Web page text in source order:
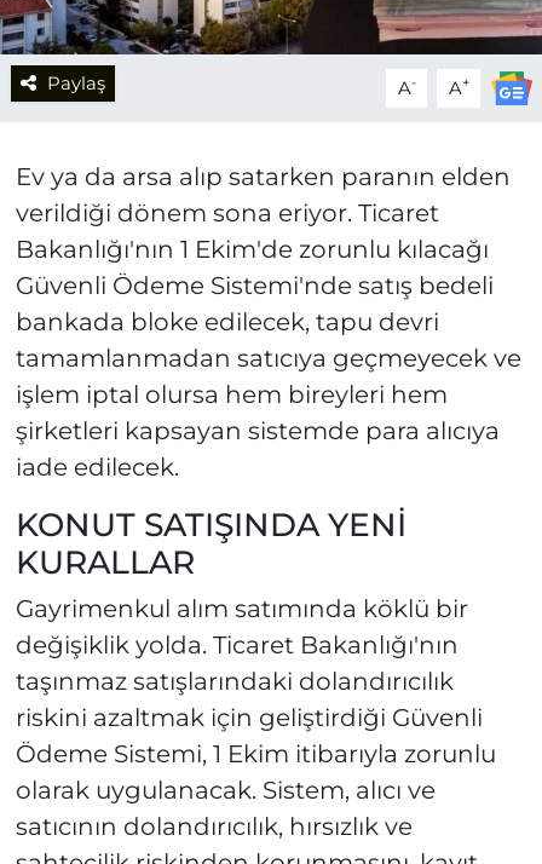
Paylaş A- A+
Ev ya da arsa alıp satarken paranın elden
verildiği dönem sona eriyor. Ticaret
Bakanlığı'nın 1 Ekim'de zorunlu kılacağı
Güvenli Ödeme Sistemi'nde satış bedeli
bankada bloke edilecek, tapu devri
tamamlanmadan satıcıya geçmeyecek ve
işlem iptal olursa hem bireyleri hem
şirketleri kapsayan sistemde para alıcıya
iade edilecek.
KONUT SATIŞINDA YENİ
KURALLAR
Gayrimenkul alım satımında köklü bir
değişiklik yolda. Ticaret Bakanlığı'nın
taşınmaz satışlarındaki dolandırıcılık
riskini azaltmak için geliştirdiği Güvenli
Ödeme Sistemi, 1 Ekim itibarıyla zorunlu
olarak uygulanacak. Sistem, alıcı ve
satıcının dolandırıcılık, hırsızlık ve